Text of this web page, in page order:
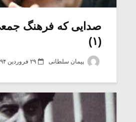
صدایی که فرهنگ
(۱)
پیمان سلطانی ۲۹ فروردین ۱۳۹۴